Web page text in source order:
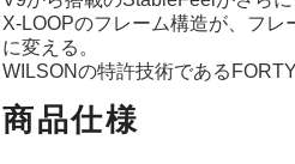
X-LOOPのフレーム構造が、フ
に変える。
WILSONの特許技術である
商品仕様